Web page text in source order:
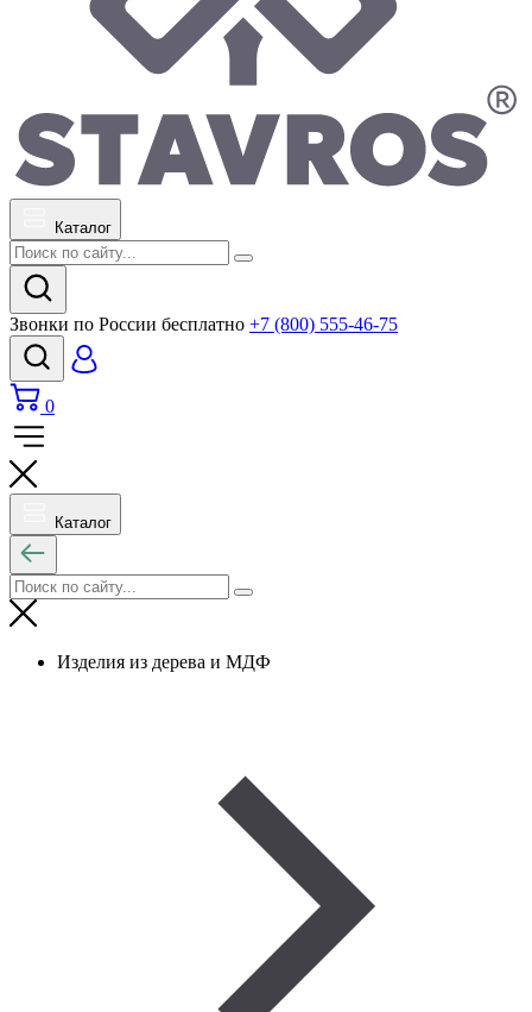
Каталог
Звонки по России бесплатно +7 (800) 555-46-75
0
Каталог
Изделия из дерева и МДФ